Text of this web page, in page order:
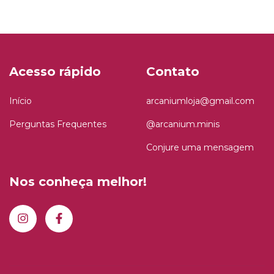
Acesso rápido
Início
Perguntas Frequentes
Contato
arcaniumloja@gmail.com
@arcanium.minis
Conjure uma mensagem
Nos conheça melhor!